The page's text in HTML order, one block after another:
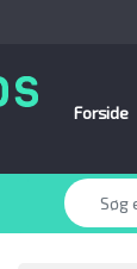
Forside
Søge efter: